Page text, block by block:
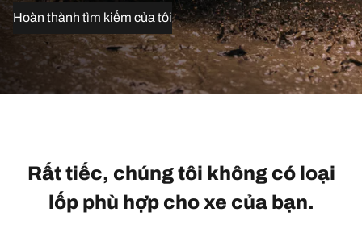
Hoàn thành tìm kiếm của tôi
Rất tiếc, chúng tôi không có loại
lốp phù hợp cho xe của bạn.